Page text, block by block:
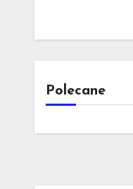
Polecane